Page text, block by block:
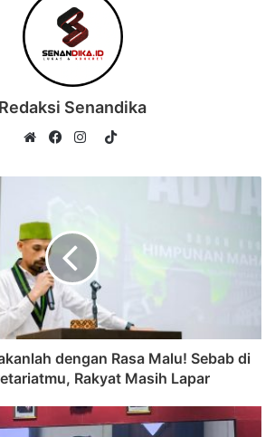
Redaksi Senandika
TikTok
dengan Rasa Malu! Sebab di
Rakyat Masih Lapar